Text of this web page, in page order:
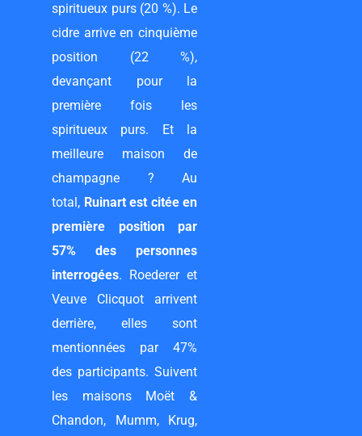
spiritueux purs (20 %). Le
cidre arrive en cinquième
position (22 %),
devançant pour la
première fois les
spiritueux purs. Et la
meilleure maison de
champagne ? Au
total, Ruinartest citée en
première position par
57% des personnes
interrogées. Roederer et
Veuve Clicquot arrivent
derrière, elles sont
mentionnées par 47%
des participants. Suivent
les maisons Moët &
Chandon, Mumm, Krug,